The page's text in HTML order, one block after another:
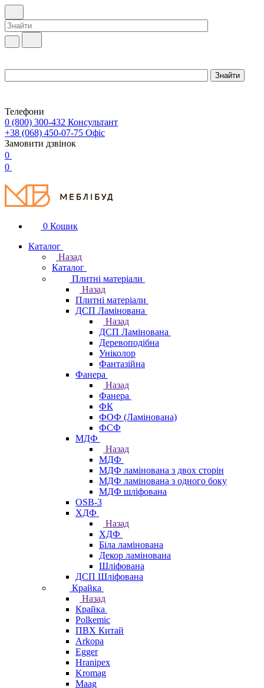
Телефони
0 (800) 300-432 Консультант
+38 (068) 450-07-75 Офіс
Замовити дзвінок
0
0
0 Кошик
Каталог
Назад
Каталог
Плитні матеріали
Назад
Плитні матеріали
ДСП Ламінована
Назад
ДСП Ламінована
Деревоподібна
Уніколор
Фантазійна
Фанера
Назад
Фанера
ФК
ФОФ (Ламінована)
ФСФ
МДФ
Назад
МДФ
МДФ ламінована з двох сторін
МДФ ламінована з одного боку
МДФ шліфована
OSB-3
ХДФ
Назад
ХДФ
Біла ламінована
Декор ламінована
Шліфована
ДСП Шліфована
Крайка
Назад
Крайка
Polkemic
ПВХ Китай
Arkopa
Egger
Hranipex
Kromag
Maag